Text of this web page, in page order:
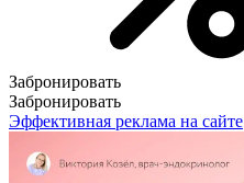
Забронировать
Забронировать
Эффективная реклама на сайте